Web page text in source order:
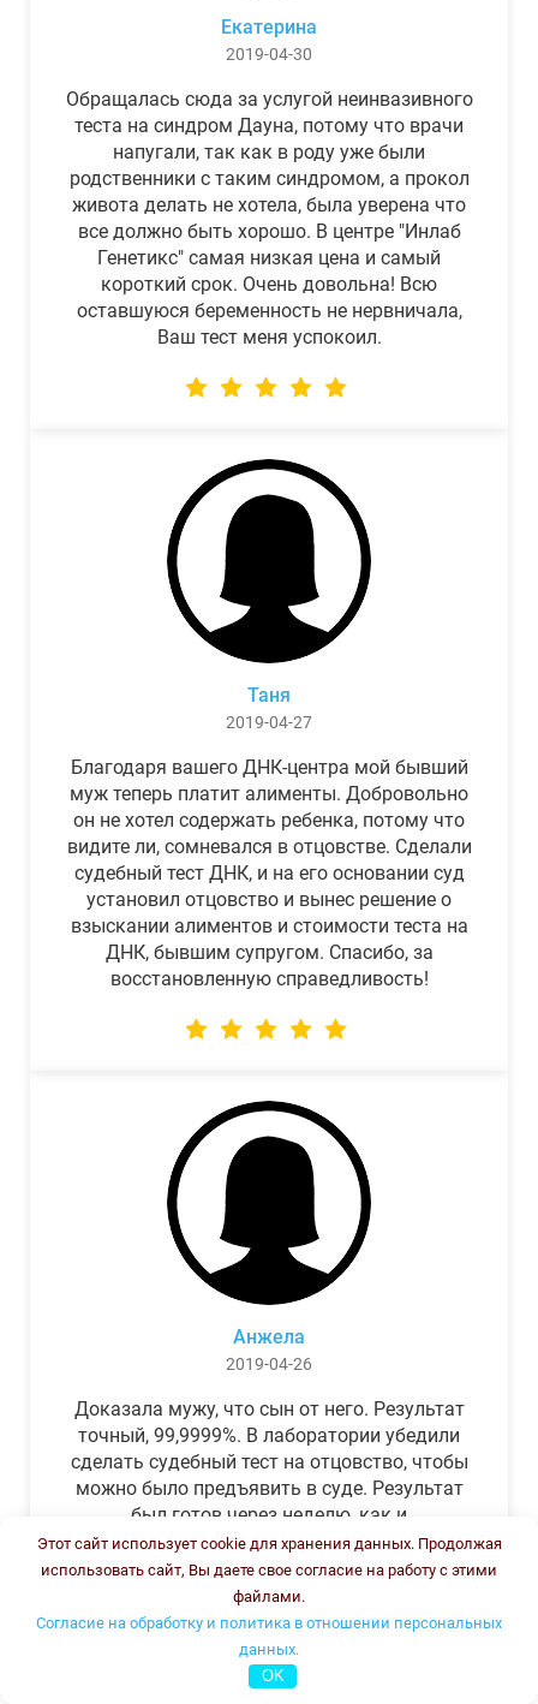
Екатерина
2019-04-30
Обращалась сюда за услугой неинвазивного
теста на синдром Дауна, потому что врачи
напугали, так как в роду уже были
родственники с таким синдромом, а прокол
живота делать не хотела, была уверена что
все должно быть хорошо. В центре "Инлаб
Генетикс" самая низкая цена и самый
короткий срок. Очень довольна! Всю
оставшуюся беременность не нервничала,
Ваш тест меня успокоил.
Таня
2019-04-27
Благодаря вашего ДНК-центра мой бывший
муж теперь платит алименты. Добровольно
он не хотел содержать ребенка, потому что
видите ли, сомневался в отцовстве. Сделали
судебный тест ДНК, и на его основании суд
установил отцовство и вынес решение о
взыскании алиментов и стоимости теста на
ДНК, бывшим супругом. Спасибо, за
восстановленную справедливость!
Анжела
2019-04-26
Доказала мужу, что сын от него. Результат
точный, 99,9999%. В лаборатории убедили
сделать судебный тест на отцовство, чтобы
можно было предъявить в суде. Результат
был готов через неделю, как и
обещали.Теперь муж бегает и извиняется.
Этот сайт использует cookie для хранения данных. Продолжая
использовать сайт, Вы даете свое согласие на работу с этими
файлами.
Согласие на обработку и политика в отношении персональных
данных.
OK